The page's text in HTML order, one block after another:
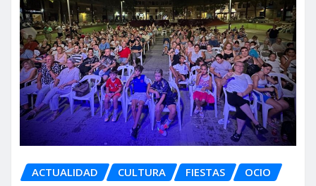
ACTUALIDAD CULTURA FIESTAS OCIO